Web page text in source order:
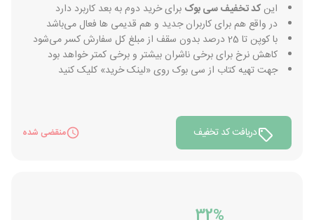
این کد تخفیف سی بوک برای خرید دوم به بعد کاربرد دارد
در واقع هم برای کاربران جدید و هم قدیمی ها فعال می‌باشد
با کوپن تا 25 درصد بدون سقف از مبلغ کل سفارش کسر می‌شود
کاهش نرخ برای برخی ناشران بیشتر و برخی کمتر خواهد بود
جهت تهیه کتاب از سی بوک روی «لینک خرید» کلیک کنید
دریافت کد تخفیف منقضی شده